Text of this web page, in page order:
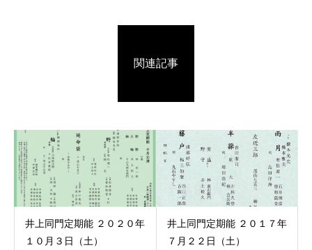
関連記事
井上同門定期能 ２０２０年
１０月３日（土）
井上同門定期能 ２０１７年
７月２２日（土）